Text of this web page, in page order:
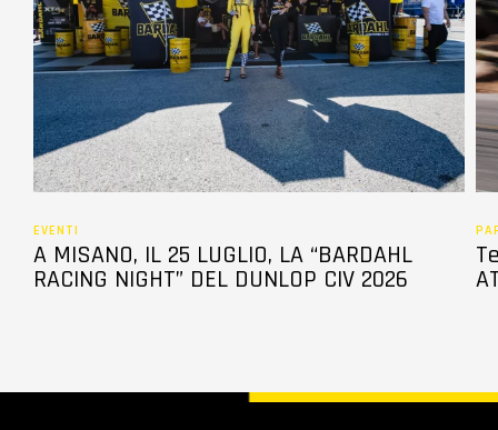
EVENTI
A MISANO, IL 25 LUGLIO, LA “BARDAHL
RACING NIGHT” DEL DUNLOP CIV 2026